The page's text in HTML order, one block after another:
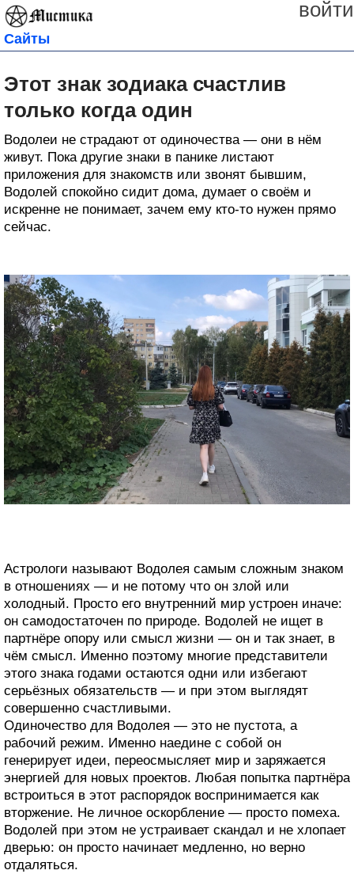
войти
Сайты
Этот знак зодиака счастлив
только когда один
Водолеи не страдают от одиночества — они в нём
живут. Пока другие знаки в панике листают
приложения для знакомств или звонят бывшим,
Водолей спокойно сидит дома, думает о своём и
искренне не понимает, зачем ему кто-то нужен прямо
сейчас.
Астрологи называют Водолея самым сложным знаком
в отношениях — и не потому что он злой или
холодный. Просто его внутренний мир устроен иначе:
он самодостаточен по природе. Водолей не ищет в
партнёре опору или смысл жизни — он и так знает, в
чём смысл. Именно поэтому многие представители
этого знака годами остаются одни или избегают
серьёзных обязательств — и при этом выглядят
совершенно счастливыми.
Одиночество для Водолея — это не пустота, а
рабочий режим. Именно наедине с собой он
генерирует идеи, переосмысляет мир и заряжается
энергией для новых проектов. Любая попытка партнёра
встроиться в этот распорядок воспринимается как
вторжение. Не личное оскорбление — просто помеха.
Водолей при этом не устраивает скандал и не хлопает
дверью: он просто начинает медленно, но верно
отдаляться.